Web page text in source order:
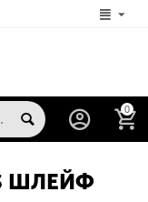
0
S ШЛЕЙФ